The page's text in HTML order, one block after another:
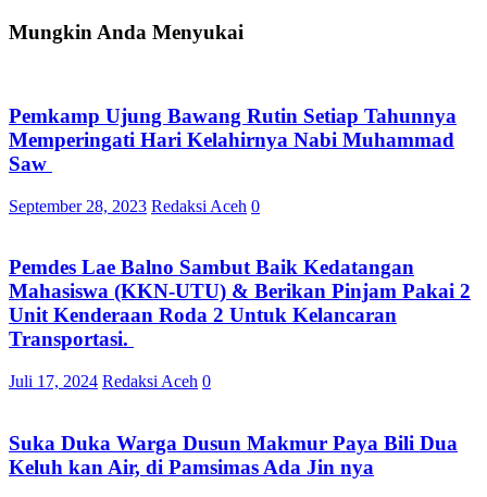
Mungkin Anda Menyukai
Pemkamp Ujung Bawang Rutin Setiap Tahunnya
Memperingati Hari Kelahirnya Nabi Muhammad
Saw
September 28, 2023 Redaksi Aceh 0
Pemdes Lae Balno Sambut Baik Kedatangan
Mahasiswa (KKN-UTU) & Berikan Pinjam Pakai 2
Unit Kenderaan Roda 2 Untuk Kelancaran
Transportasi.
Juli 17, 2024 Redaksi Aceh 0
Suka Duka Warga Dusun Makmur Paya Bili Dua
Keluh kan Air, di Pamsimas Ada Jin nya